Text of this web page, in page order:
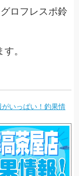
ロフレスポ鈴
。
いっぱい！釣果情